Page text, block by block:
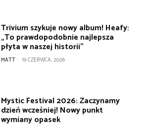
Trivium szykuje nowy album! Heafy:
„To prawdopodobnie najlepsza
płyta w naszej historii”
MATT - 19 CZERWCA, 2026
Mystic Festival 2026: Zaczynamy
dzień wcześniej! Nowy punkt
wymiany opasek